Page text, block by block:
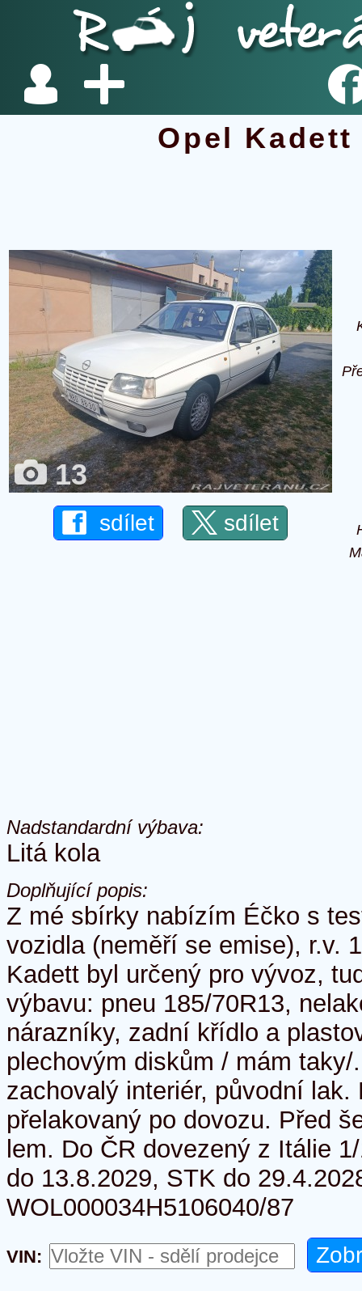
Opel Kadett
13
sdílet sdílet
Nadstandardní výbava:
Litá kola
Doplňující popis:
Z mé sbírky nabízím Éčko s
vozidla (neměří se emise), r.v.
Kadett byl určený pro vývoz,
výbavu: pneu 185/70R13,
nárazníky, zadní křídlo a
plechovým diskům / mám taky/
zachovalý interiér, původní lak.
přelakovaný po dovozu. Před
lem. Do ČR dovezený z Itálie
do 13.8.2029, STK do
WOL000034H5106040/87
VIN: